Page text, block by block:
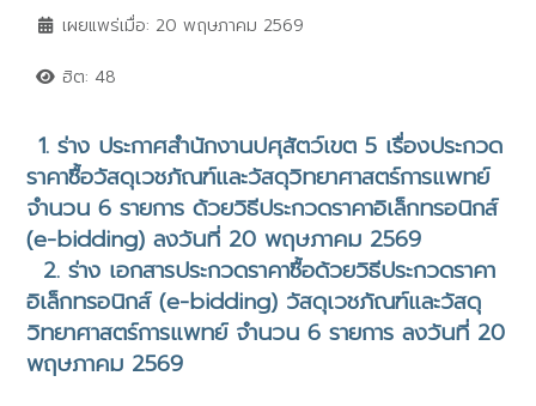
เผยแพร่เมื่อ: 20 พฤษภาคม 2569
ฮิต: 48
1. ร่าง ประกาศสำนักงานปศุสัตว์เขต 5 เรื่องประกวด
ราคาซื้อวัสดุเวชภัณฑ์และวัสดุวิทยาศาสตร์การแพทย์
จำนวน 6 รายการ ด้วยวิธีประกวดราคาอิเล็กทรอนิกส์
(e-bidding) ลงวันที่ 20 พฤษภาคม 2569
2.ร่าง เอกสารประกวดราคาซื้อด้วยวิธีประกวดราคา
อิเล็กทรอนิกส์ (e-bidding) วัสดุเวชภัณฑ์และวัสดุ
วิทยาศาสตร์การแพทย์ จำนวน 6 รายการ ลงวันที่ 20
พฤษภาคม 2569